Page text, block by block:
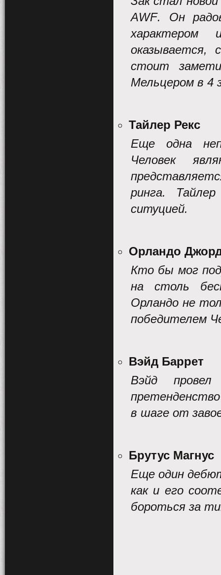
AWF. Он
характером
оказывается,
стоит
Мельцером в 4
Тайлер Рекс
Еще одна
Человек
ринга.
ситуцией.
Орландо
Кто бы мог
на столь
Орландо не
победителем
Вэйд Баррет
Вэйд
в шаге от
Брутус Магнус
Еще один
как и его
бороться за